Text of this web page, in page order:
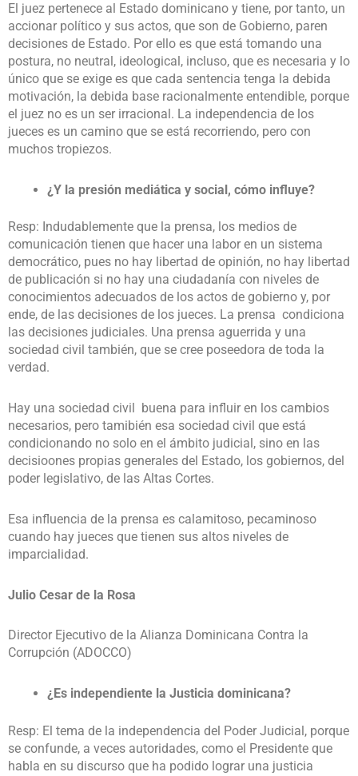
El juez pertenece al Estado dominicano y tiene, por tanto, un
accionar político y sus actos, que son de Gobierno, paren
decisiones de Estado. Por ello es que está tomando una
postura, no neutral, ideological, incluso, que es necesaria y lo
único que se exige es que cada sentencia tenga la debida
motivación, la debida base racionalmente entendible, porque
el juez no es un ser irracional. La independencia de los
jueces es un camino que se está recorriendo, pero con
muchos tropiezos.
¿Y la presión mediática y social, cómo influye?
Resp: Indudablemente que la prensa, los medios de
comunicación tienen que hacer una labor en un sistema
democrático, pues no hay libertad de opinión, no hay libertad
de publicación si no hay una ciudadanía con niveles de
conocimientos adecuados de los actos de gobierno y, por
ende, de las decisiones de los jueces. La prensa condiciona
las decisiones judiciales. Una prensa aguerrida y una
sociedad civil también, que se cree poseedora de toda la
verdad.
Hay una sociedad civil buena para influir en los cambios
necesarios, pero tamibién esa sociedad civil que está
condicionando no solo en el ámbito judicial, sino en las
decisioones propias generales del Estado, los gobiernos, del
poder legislativo, de las Altas Cortes.
Esa influencia de la prensa es calamitoso, pecaminoso
cuando hay jueces que tienen sus altos niveles de
imparcialidad.
Julio Cesar de la Rosa
Director Ejecutivo de la Alianza Dominicana Contra la
Corrupción (ADOCCO)
¿Es independiente la Justicia dominicana?
Resp: El tema de la independencia del Poder Judicial, porque
se confunde, a veces autoridades, como el Presidente que
habla en su discurso que ha podido lograr una justicia